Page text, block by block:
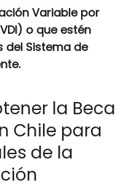
Variable por
o que estén
del Sistema de
la Beca
Chile para
de la